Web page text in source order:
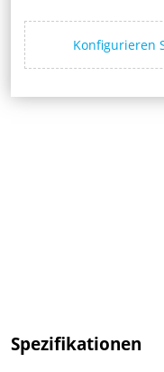
Konfigurieren
Spezifikationen